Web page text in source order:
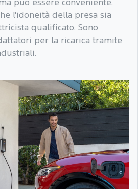
può essere conveniente.
l'idoneità della presa sia
qualificato. Sono
per la ricarica tramite